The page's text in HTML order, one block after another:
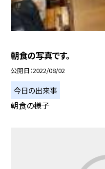
朝食の写真です。
公開日 2022/08/02
今日の出来事
朝食の様子